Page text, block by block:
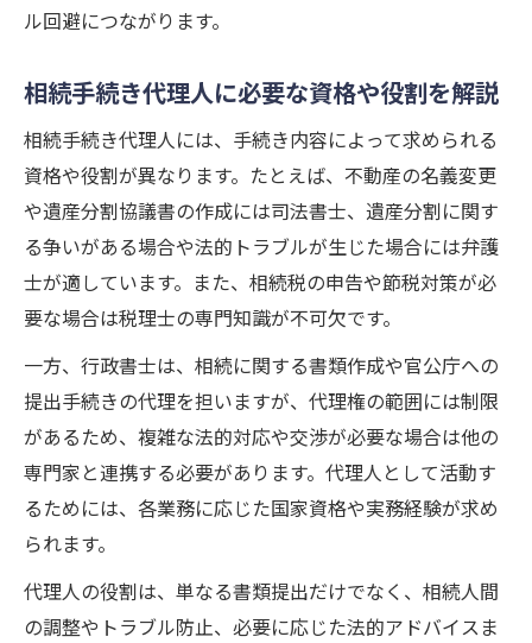
安心して任せる相続手続き代理人の選び方
相続手続き代理人選びで重視すべきポイン
ト
相続手続き代理に強い専門家への依頼判断
基準
相続手続き代理人選びで失敗しないための
注意点
相続手続き代理人の実績や口コミの活用方
法
ル回避につながります。
相続手続き代理人に必要な資格や役割を解説
相続手続き代理人には、手続き内容によって求められる
資格や役割が異なります。たとえば、不動産の名義変更
や遺産分割協議書の作成には司法書士、遺産分割に関す
る争いがある場合や法的トラブルが生じた場合には弁護
士が適しています。また、相続税の申告や節税対策が必
要な場合は税理士の専門知識が不可欠です。
一方、行政書士は、相続に関する書類作成や官公庁への
提出手続きの代理を担いますが、代理権の範囲には制限
があるため、複雑な法的対応や交渉が必要な場合は他の
専門家と連携する必要があります。代理人として活動す
るためには、各業務に応じた国家資格や実務経験が求め
られます。
代理人の役割は、単なる書類提出だけでなく、相続人間
の調整やトラブル防止、必要に応じた法的アドバイスま